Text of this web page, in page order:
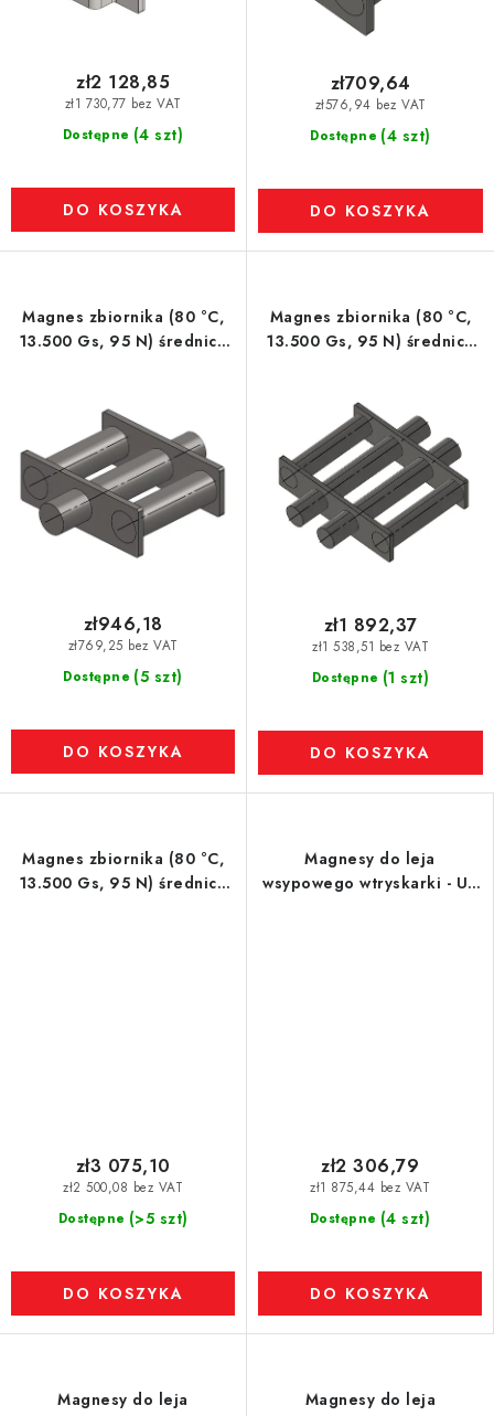
Dostępne (4 szt)
zł1 730,77 bez VAT
zł2 128,85
DO KOSZYKA
Dostępne (4 szt)
zł576,94 bez VAT
zł709,64
DO KOSZYKA
Magnes zbiornika (80 °C,
13.500 Gs, 95 N) średnica
Dostępne (5 szt)
zł769,25 bez VAT
zł946,18
DO KOSZYKA
Magnes zbiornika (80 °C,
13.500 Gs, 95 N) średnica
Dostępne (1 szt)
zł1 538,51 bez VAT
zł1 892,37
DO KOSZYKA
Magnes zbiornika (80 °C,
13.500 Gs, 95 N) średnica
Dostępne (>5 szt)
zł2 500,08 bez VAT
zł3 075,10
DO KOSZYKA
Magnesy do leja
wsypowego wtryskarki - UP
Dostępne (4 szt)
zł1 875,44 bez VAT
zł2 306,79
DO KOSZYKA
Magnesy do leja
Magnesy do leja